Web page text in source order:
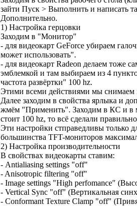
зайти Пуск > Выполнить и написать
Дополнительно.
1) Настройка герцовки
Заходим в "Монитор"
- для видеокарт GeForce убираем
может использовать".
- для видеокарт Radeon делаем тоже
эмблемкой и там выбираем из 4
частота развёртки" 100 hz.
Этими всеми действиями мы
Далее заходим в свойства ярлыка и
жмём "Применить". Заходим в КС и в
стоит 100 hz, то всё сделали
Эти настройки стправедливы только
большинства TFT-мониторов
2) Настройка производительности
В свойствах видеокарты ставим:
- Antialiasing settings "off"
- Anisotropic filtering "off"
- Image settings "High perfomance"
- Vertical Sync "off" (Вертикальная
- Conformant Texture Clamp "off"